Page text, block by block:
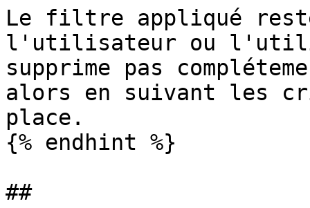
Le filtre appliqué
l'utilisateur ou
supprime pas
alors en suivant les
place.
{% endhint %}
##